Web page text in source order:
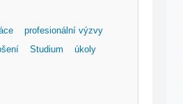
profesionální výzvy
Studium
úkoly